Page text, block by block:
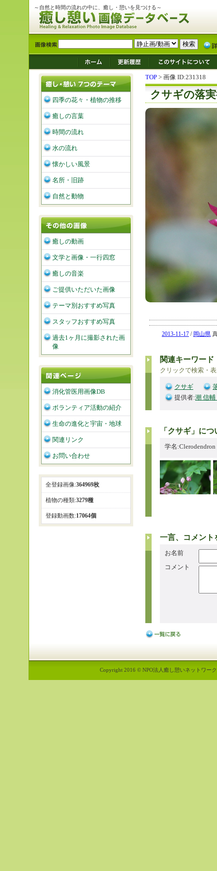
～自然と時間の流れの中に、癒し・憩いを見つける～
TOP > 画像 ID:231318
クサギの落
2013-11-17 / 岡山県
関連キーワード
クリックで検索・
クサギ
提供者:潮 信
「クサギ」につ
学名
一言、コメント
お名前
コメント
四季の花々・植物の推移
癒しの言葉
時間の流れ
水の流れ
懐かしい風景
名所・旧跡
自然と動物
癒しの動画
文学と画像・一行四窓
癒しの音楽
ご提供いただいた画像
テーマ別おすすめ写真
スタッフおすすめ写真
過去1ヶ月に撮影された画
像
消化管医用画像DB
ボランティア活動の紹介
生命の進化と宇宙・地球
関連リンク
お問い合わせ
全登録画像:364969枚
植物の種類:3279種
登録動画数:17064個
Copyright 2016 © NPO法人癒し憩いネットワー